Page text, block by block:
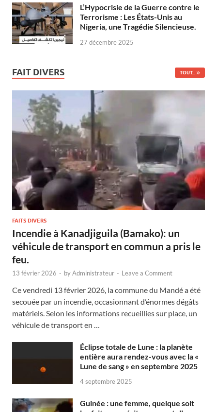
L’Hypocrisie de la Guerre contre le
Terrorisme : Les États-Unis au
Nigeria, une Tragédie Silencieuse.
27 décembre 2025
FAIT DIVERS TOUT...
FAITS DIVERS
Incendie à Kanadjiguila (Bamako): un
véhicule de transport en commun a pris le
feu.
13 février 2026 - byAdministrateur - Leave a Comment
Ce vendredi 13 février 2026, la commune du Mandé a été
secouée par un incendie, occasionnant d’énormes dégâts
matériels. Selon les informations recueillies sur place, un
véhicule de transport en …
Éclipse totale de Lune : la planète
entière aura rendez-vous avec la «
Lune de sang » en septembre 2025
4 septembre 2025
Guinée : une femme, quelque soit